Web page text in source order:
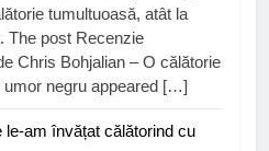
tumultuoasă, atât la
The post Recenzie
Chris Bohjalian – O călătorie
umor negru appeared […]
le-am învățat călătorind cu